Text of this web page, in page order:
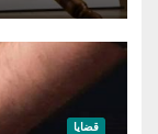
قضايا